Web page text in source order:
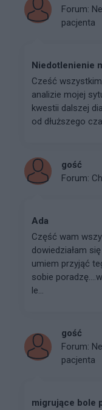
Forum:
pacjenta
Niedotlenienie
Cześć
analizie mojej
kwestii dalszej
od dłuższego
gość
Forum:
Ada
Część wam
dowiedziałam
umiem przyjąć
sobie
le...
gość
Forum:
pacjenta
migrujące bole